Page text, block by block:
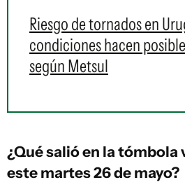
Riesgo de tornados en
condiciones hacen
según Metsul
¿Qué salió en latómbola
este martes 26 de mayo?